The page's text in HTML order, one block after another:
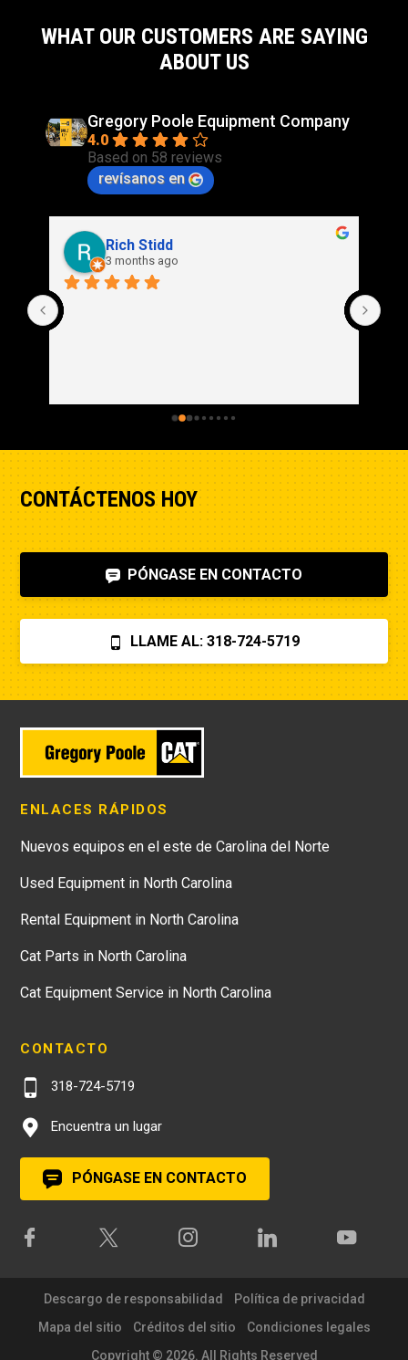
WHAT OUR CUSTOMERS ARE SAYING
ABOUT US
Gregory Poole Equipment Company
4.0
Based on 58 reviews
revísanos en
Rich Stidd
3 months ago
CONTÁCTENOS HOY
PÓNGASE EN CONTACTO
LLAME AL: 318-724-5719
ENLACES RÁPIDOS
Nuevos equipos en el este de Carolina del Norte
Used Equipment in North Carolina
Rental Equipment in North Carolina
Cat Parts in North Carolina
Cat Equipment Service in North Carolina
CONTACTO
318-724-5719
Encuentra un lugar
PÓNGASE EN CONTACTO
Descargo de responsabilidad
Política de privacidad
Mapa del sitio
Créditos del sitio
Condiciones legales
Copyright © 2026. All Rights Reserved